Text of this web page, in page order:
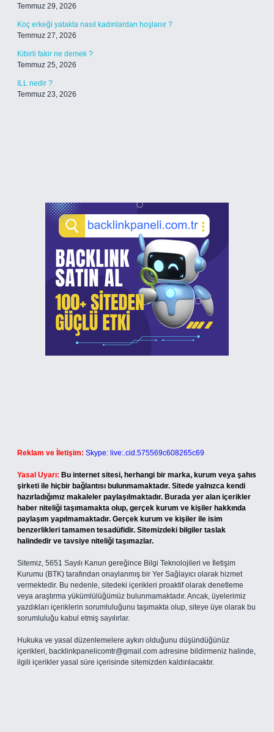
Temmuz 29, 2026
Koç erkeği yatakta nasıl kadınlardan hoşlanır ?
Temmuz 27, 2026
Kibirli fakir ne demek ?
Temmuz 25, 2026
ILL nedir ?
Temmuz 23, 2026
Reklam ve İletişim: Skype: live:.cid.575569c608265c69
Yasal Uyarı: Bu internet sitesi, herhangi bir marka, kurum veya şahıs
şirketi ile hiçbir bağlantısı bulunmamaktadır. Sitede yalnızca kendi
hazırladığımız makaleler paylaşılmaktadır. Burada yer alan içerikler
haber niteliği taşımamakta olup, gerçek kurum ve kişiler hakkında
paylaşım yapılmamaktadır. Gerçek kurum ve kişiler ile isim
benzerlikleri tamamen tesadüfidir. Sitemizdeki bilgiler taslak
halindedir ve tavsiye niteliği taşımazlar.
Sitemiz, 5651 Sayılı Kanun gereğince Bilgi Teknolojileri ve İletişim
Kurumu (BTK) tarafından onaylanmış bir Yer Sağlayıcı olarak hizmet
vermektedir. Bu nedenle, sitedeki içerikleri proaktif olarak denetleme
veya araştırma yükümlülüğümüz bulunmamaktadır. Ancak, üyelerimiz
yazdıkları içeriklerin sorumluluğunu taşımakta olup, siteye üye olarak bu
sorumluluğu kabul etmiş sayılırlar.
Hukuka ve yasal düzenlemelere aykırı olduğunu düşündüğünüz
içerikleri, backlinkpanelicomtr@gmail.com adresine bildirmeniz halinde,
ilgili içerikler yasal süre içerisinde sitemizden kaldırılacaktır.